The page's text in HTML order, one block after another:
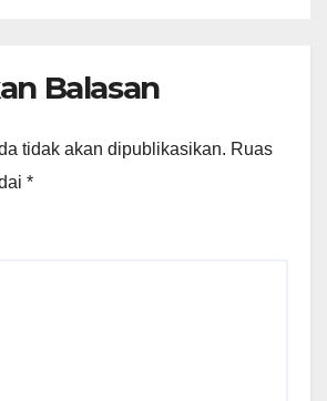
Balasan
tidak akan dipublikasikan. Ruas
*